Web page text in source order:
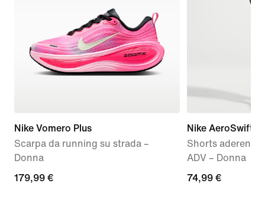
Nike Vomero Plus
Scarpa da running su strada –
Donna
179,99
179,99 €
Nike AeroSwift
Shorts aderenti
ADV – Donna
74,99
74,99 €